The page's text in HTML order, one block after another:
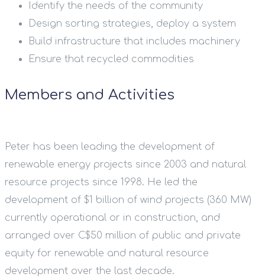
Identify the needs of the community
Design sorting strategies, deploy a system
Build infrastructure that includes machinery
Ensure that recycled commodities
Members and Activities
Peter has been leading the development of
renewable energy projects since 2003 and natural
resource projects since 1998. He led the
development of $1 billion of wind projects (360 MW)
currently operational or in construction, and
arranged over C$50 million of public and private
equity for renewable and natural resource
development over the last decade.